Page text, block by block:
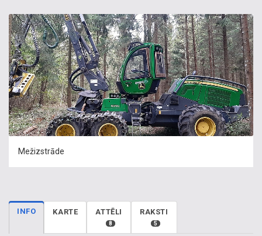
Mežizstrāde
INFO KARTE ATTĒLI
8
RAKSTI
5